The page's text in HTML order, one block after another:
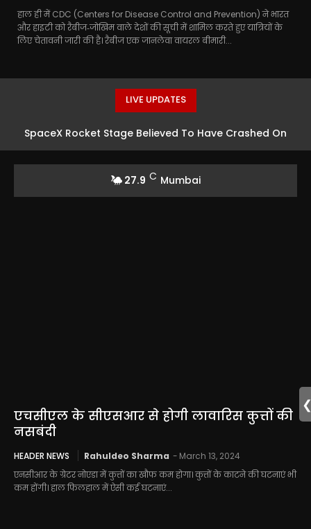
हाल ही में CDC (Centers for Disease Control and Prevention) ने भारत
और हाइटी को रैबीज‑जोखिम वाले देशों की सूची में शामिल करते हुए यात्रियों के
लिए चेतावनी जारी की है। रैबीज एक जानलेवा वायरल बीमारी...
LIVE UPDATES
SpaceX Rocket Stage Believed To Have Crashed On
27.9 C Mumbai
एचसीएल के सीएसआर से होगी लावारिस कुत्तों की
नसबंदी
HEADER NEWS Rahuldeo Sharma - March 13, 2024
एनसीआर के ग्रेटर नोएडा में कुत्तों का खौफ कम होगा। कुत्तों के काटने की घटनाएं भी
कम होंगी। हाल फिलहाल में ऐसी कई घटनाएं...